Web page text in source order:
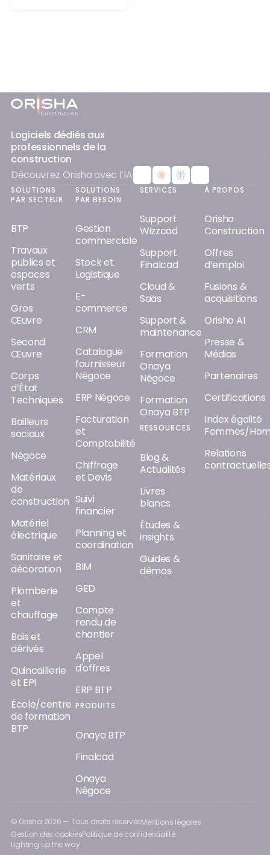
Pied-de-page
Logiciels dédiés aux
professionnels de la
construction
Découvrez Orisha avec l’IA
SOLUTIONS
PAR SECTEUR
BTP
Travaux
publics et
espaces
verts
Gros
Œuvre
Second
Œuvre
Corps
d’État
Techniques
Bailleurs
sociaux
Négoce
Matériaux
de
construction
Matériel
électrique
Sanitaire et
décoration
Plomberie
et
chauffage
Bois et
dérivés
Quincaillerie
et EPI
École/centre
de formation
BTP
SOLUTIONS
PAR BESOIN
Gestion
commerciale
Stock et
Logistique
E-
commerce
CRM
Catalogue
fournisseur
Négoce
ERP Négoce
Facturation
et
Comptabilité
Chiffrage
et Devis
Suivi
financier
Planning et
coordination
BIM
GED
Compte
rendu de
chantier
Appel
d'offres
ERP BTP
PRODUITS
Onaya BTP
Finalcad
Onaya
Négoce
SERVICES
Support
Wizzcad
Support
Finalcad
Cloud &
Saas
Support &
maintenance
Formation
Onaya
Négoce
Formation
Onaya BTP
RESSOURCES
Blog &
Actualités
Livres
blancs
Études &
insights
Guides &
démos
À PROPOS
Orisha
Construction
Offres
d’emploi
Fusions &
acquisitions
Orisha AI
Presse &
Médias
Partenaires
Certifications
Index égalité
Femmes/
Relations
© Orisha 2026 — Tous droits réservésMentions légales
Gestion des cookiesPolitique de confidentialité
Lighting up the way